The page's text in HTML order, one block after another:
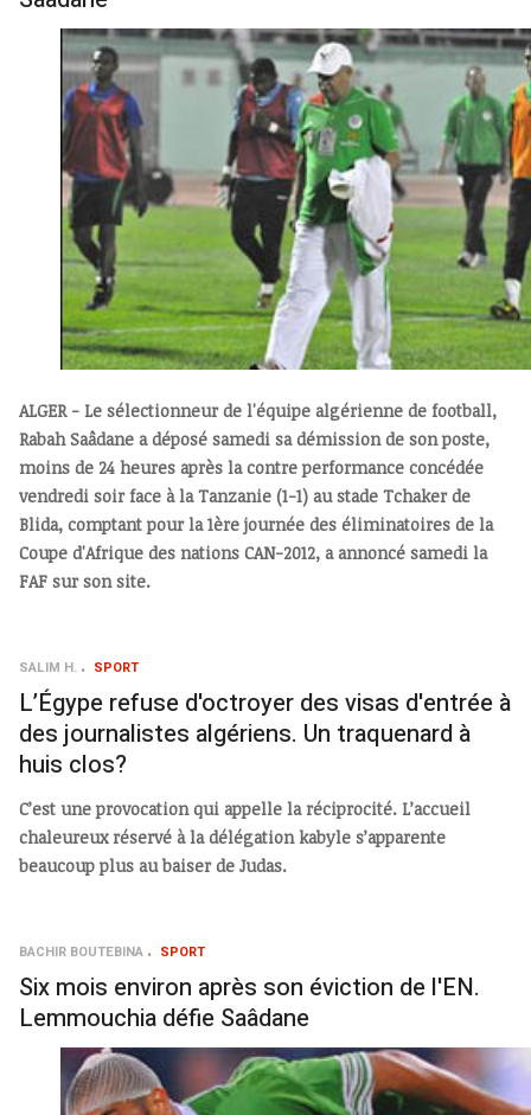
ALGER - Le sélectionneur de l'équipe algérienne de football,
Rabah Saâdane a déposé samedi sa démission de son poste,
moins de 24 heures après la contre performance concédée
vendredi soir face à la Tanzanie (1-1) au stade Tchaker de
Blida, comptant pour la 1ère journée des éliminatoires de la
Coupe d'Afrique des nations CAN-2012, a annoncé samedi la
FAF sur son site.
SALIM H. SPORT
L’Égype refuse d'octroyer des visas d'entrée à
des journalistes algériens. Un traquenard à
huis clos?
C’est une provocation qui appelle la réciprocité. L’accueil
chaleureux réservé à la délégation kabyle s’apparente
beaucoup plus au baiser de Judas.
BACHIR BOUTEBINA SPORT
Six mois environ après son éviction de l'EN.
Lemmouchia défie Saâdane